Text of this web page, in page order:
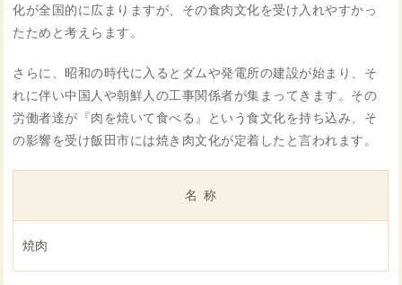
化が全国的に広まりますが、その食肉文化を受け入れやすかっ
たためと考えらます。
さらに、昭和の時代に入るとダムや発電所の建設が始まり、そ
れに伴い中国人や朝鮮人の工事関係者が集まってきます。その
労働者達が『肉を焼いて食べる』という食文化を持ち込み、そ
の影響を受け飯田市には焼き肉文化が定着したと言われます。
名称
焼肉